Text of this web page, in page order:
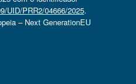
UID/PRR2/04666/2025.
– Next GenerationEU